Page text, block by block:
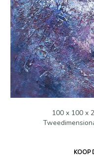
100 x 100 x
KOOP